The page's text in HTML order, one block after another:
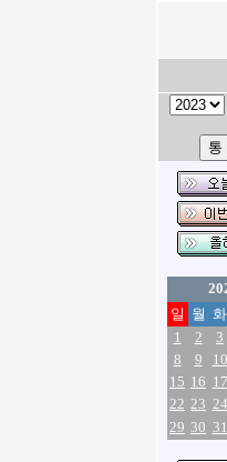
일 월 화
1
2 3
8
9 10
15 16 17
22 23 24
29 30 31